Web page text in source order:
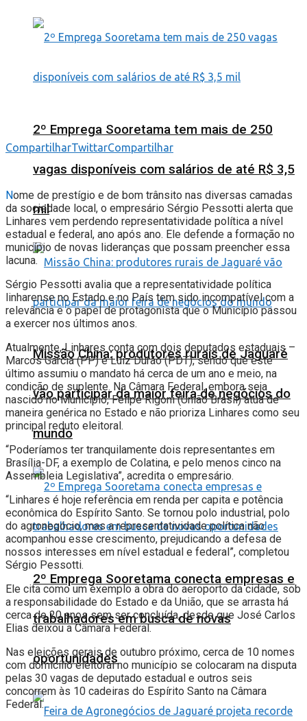
2º Emprega Sooretama tem mais de 250
vagas disponíveis com salários de até R$ 3,5
mil
Missão China: produtores rurais de Jaguaré
vão participar da maior feira de negócios do
mundo
2º Emprega Sooretama conecta empresas e
trabalhadores em busca de novas
oportunidades
CompartilharTwittarCompartilhar
Nome de prestígio e de bom trânsito nas diversas camadas
da sociedade local, o empresário Sérgio Pessotti alerta que
Linhares vem perdendo representatividade política a nível
estadual e federal, ano após ano. Ele defende a formação no
município de novas lideranças que possam preencher essa
lacuna.
Sérgio Pessotti avalia que a representatividade política
linharense no Estado e no País tem sido incompatível com a
relevância e o papel de protagonista que o Município passou
a exercer nos últimos anos.
Atualmente, Linhares conta com dois deputados estaduais –
Marcos Garcia (PP) e Luiz Durão (PDT), sendo que este
último assumiu o mandato há cerca de um ano e meio, na
condição de suplente. Na Câmara Federal, embora seja
nascido no Município, Felipe Rigoni (União Brasil) atua de
maneira genérica no Estado e não prioriza Linhares como seu
principal reduto eleitoral.
“Poderíamos ter tranquilamente dois representantes em
Brasília-DF, a exemplo de Colatina, e pelo menos cinco na
Assembleia Legislativa”, acredita o empresário.
“Linhares é hoje referência em renda per capita e potência
econômica do Espírito Santo. Se tornou polo industrial, polo
do agronegócio, mas a representatividade política não
acompanhou esse crescimento, prejudicando a defesa de
nossos interesses em nível estadual e federal”, completou
Sérgio Pessotti.
Ele cita como um exemplo a obra do aeroporto da cidade, sob
a responsabilidade do Estado e da União, que se arrasta há
cerca de 20 anos sem ser concluída, desde que José Carlos
Elias deixou a Câmara Federal.
Nas eleições gerais de outubro próximo, cerca de 10 nomes
com domicílio eleitoral no município se colocaram na disputa
pelas 30 vagas de deputado estadual e outros seis
concorrem às 10 cadeiras do Espírito Santo na Câmara
Federal.